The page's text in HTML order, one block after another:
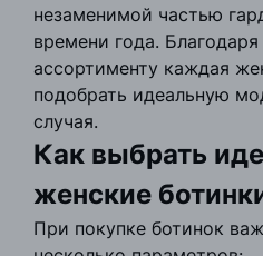
незаменимой частью
времени года.
ассортименту каждая
подобрать идеальную
случая.
Как выбрать
женские
При покупке ботинок